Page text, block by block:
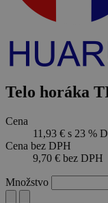
Telo horáka
Cena
11,93 € s 23 %
Cena bez DPH
9,70 € bez DPH
Množstvo